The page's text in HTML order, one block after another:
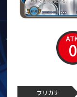
0
フリガナ